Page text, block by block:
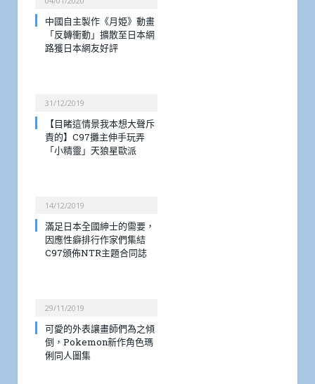
中國自主製作《月姫》動畫
「反轉衝動」擴散至日本網
路獲日本網友好評
31/12/2019
【目睹這情景我本想大聲斥
責的】C97攤主伸手玩弄
「小精靈」天狼星歐派
14/12/2019
滿足日本全國紳士的需要，
因應性癖排行作家們集結
C97頒佈NTR主題合同誌
29/11/2019
可愛的外表讓畫師們為之傾
倒，Pokemon新作角色瑪
俐同人圖集